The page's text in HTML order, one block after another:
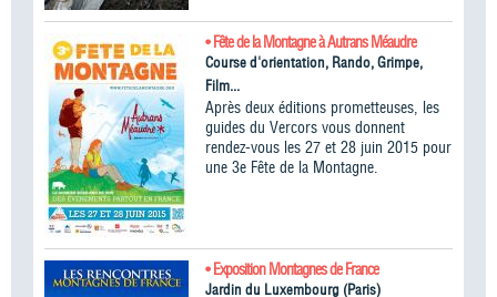
• Fête de la Montagne à Autrans Méaudre
Course d'orientation, Rando, Grimpe,
Film...
Après deux éditions prometteuses, les
guides du Vercors vous donnent
rendez-vous les 27 et 28 juin 2015 pour
une 3e Fête de la Montagne.
• Exposition Montagnes de France
Jardin du Luxembourg (Paris)